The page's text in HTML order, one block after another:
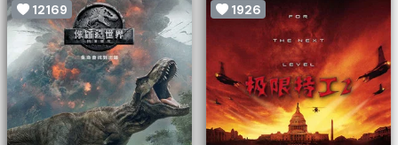
12169
1926